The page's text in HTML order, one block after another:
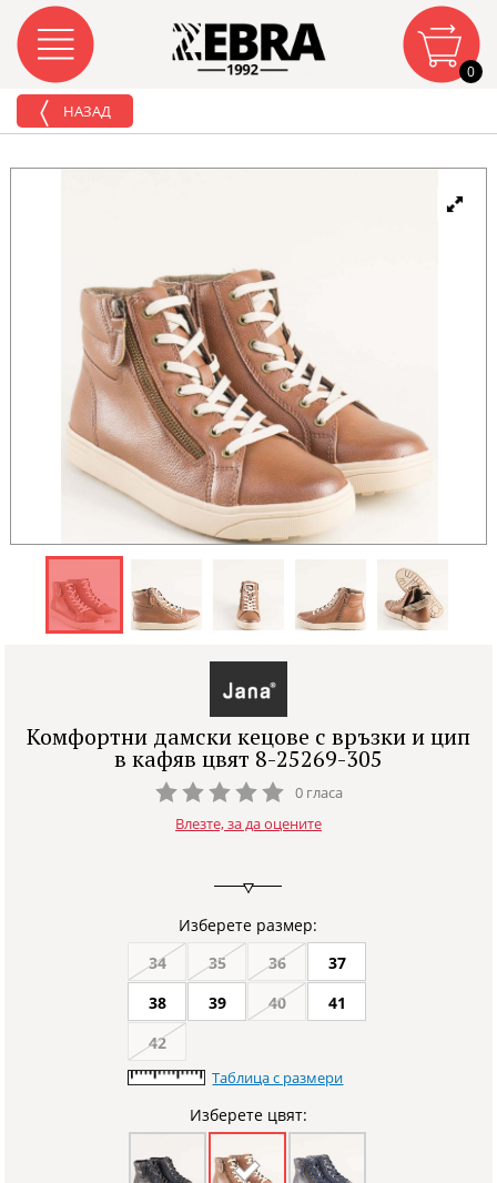
0
НАЗАД
Комфортни дамски кецове с връзки и цип
в кафяв цвят 8-25269-305
0 гласа
Влезте, за да оцените
Изберете размер:
34
35 36
37
38
39 40
41
42
Таблица с размери
Изберете цвят: